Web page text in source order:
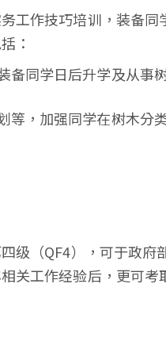
工作技巧培训，装备同
：
备同学日后升学及从事
等，加强同学在树木分
级（QF4），可于政府
关工作经验后，更可考